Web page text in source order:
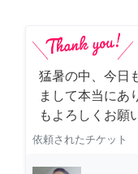
猛暑の中、今日
まして本当にあ
もよろしくお願
依頼されたチケット